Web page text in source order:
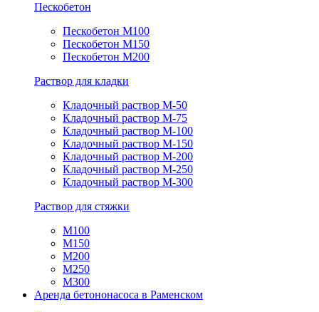
Пескобетон
Пескобетон М100
Пескобетон М150
Пескобетон М200
Раствор для кладки
Кладочный раствор М-50
Кладочный раствор М-75
Кладочный раствор М-100
Кладочный раствор М-150
Кладочный раствор М-200
Кладочный раствор М-250
Кладочный раствор М-300
Раствор для стяжки
М100
М150
М200
М250
М300
Аренда бетононасоса в Раменском